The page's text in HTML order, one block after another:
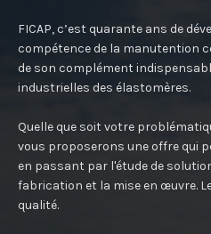
FICAP, c’est quarante ans de
compétence de la manutention
de son complément
industrielles des élastomères.
Quelle que soit votre
vous proposerons une offre qui
en passant par l'étude de
fabrication et la mise en œuvre.
qualité.